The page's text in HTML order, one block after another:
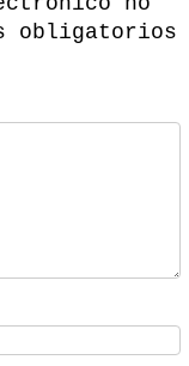
obligatorios